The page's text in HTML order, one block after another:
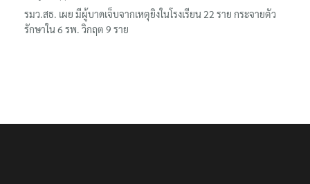
รมว.สธ. เผย มีผู้บาดเจ็บจากเหตุยิงในโรงเรียน 22 ราย กระจายตัว
รักษาใน 6 รพ. วิกฤต 9 ราย